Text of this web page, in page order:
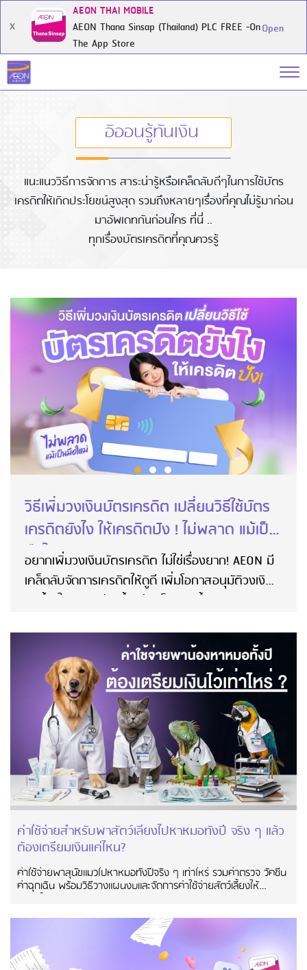
X
AEON THAI MOBILE
AEON Thana Sinsap (Thailand) PLC FREE -On
The App Store
Open
อิออนรู้ทันเงิน
แนะแนววิธีการจัดการ สาระน่ารู้หรือเคล็ดลับดีๆในการใช้บัตร
เครดิตให้เกิดประโยชน์สูงสุด รวมถึงหลายๆเรื่องที่คุณไม่รู้มาก่อน
มาอัพเดทกันก่อนใคร ที่นี่ ..
ทุกเรื่องบัตรเครดิตที่คุณควรรู้
วิธีเพิ่มวงเงินบัตรเครดิต เปลี่ยนวิธีใช้บัตร
เครดิตยังไง ให้เครดิตปัง ! ไม่พลาด แม้เป็น
มือใหม่
อยากเพิ่มวงเงินบัตรเครดิต ไม่ใช่เรื่องยาก! AEON มี
เคล็ดลับจัดการเครดิตให้ดูดี เพิ่มโอกาสอนุมัติวงเงิน
สูงขึ้น ใช้บัตรคล่องขึ้น ชีวิตก็สบายขึ้นทันตา!
ค่าใช้จ่ายสำหรับพาสัตว์เลี้ยงไปหาหมอทั้งปี จริง ๆ แล้ว
ต้องเตรียมเงินแค่ไหน?
ค่าใช้จ่ายพาสุนัขแมวไปหาหมอทั้งปีจริง ๆ เท่าไหร่ รวมค่าตรวจ วัคซีน
ค่าฉุกเฉิน พร้อมวิธีวางแผนงบและจัดการค่าใช้จ่ายสัตว์เลี้ยงให้